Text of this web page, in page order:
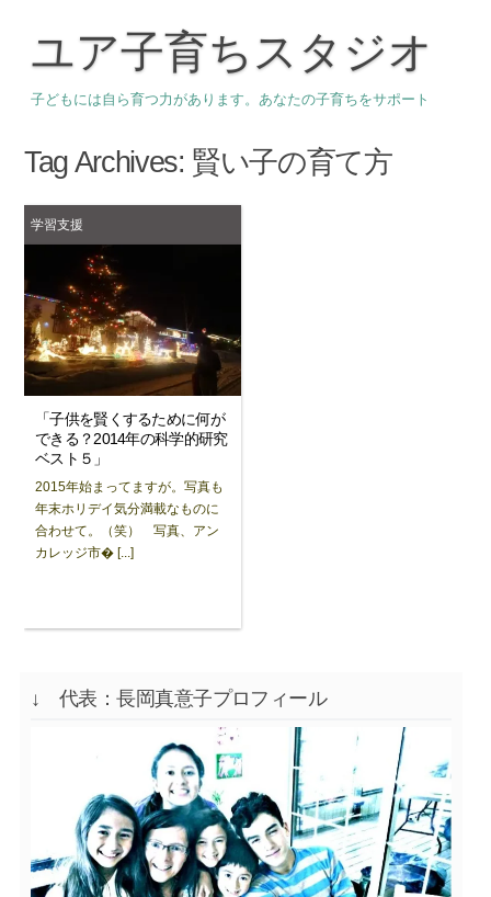
ユア子育ちスタジオ
子どもには自ら育つ力があります。あなたの子育ちをサポート
Tag Archives: 賢い子の育て方
学習支援
「子供を賢くするために何が
できる？2014年の科学的研究
ベスト５」
2015年始まってますが。写真も
年末ホリデイ気分満載なものに
合わせて。（笑） 写真、アン
カレッジ市� [...]
↓ 代表：長岡真意子プロフィール